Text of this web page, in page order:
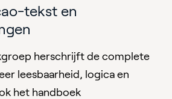
tekst en
herschrijft de complete
leesbaarheid, logica en
het handboek